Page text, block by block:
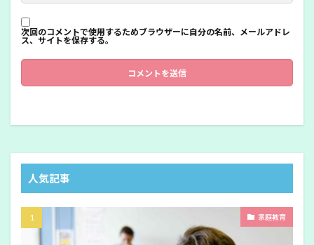
次回のコメントで使用するためブラウザーに自分の名前、メールアドレ
ス、サイトを保存する。
人気記事
家庭教育